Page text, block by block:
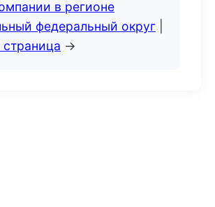
в регионе
федеральный округ
страница →